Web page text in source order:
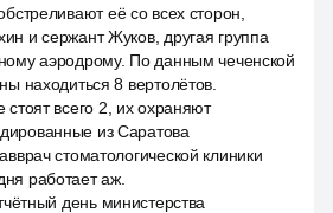
её со всех сторон,
и сержант Жуков, другая группа
аэродрому. По данным чеченской
находиться 8 вертолётов.
всего 2, их охраняют
из Саратова
стоматологической клиники
работает аж.
день министерства